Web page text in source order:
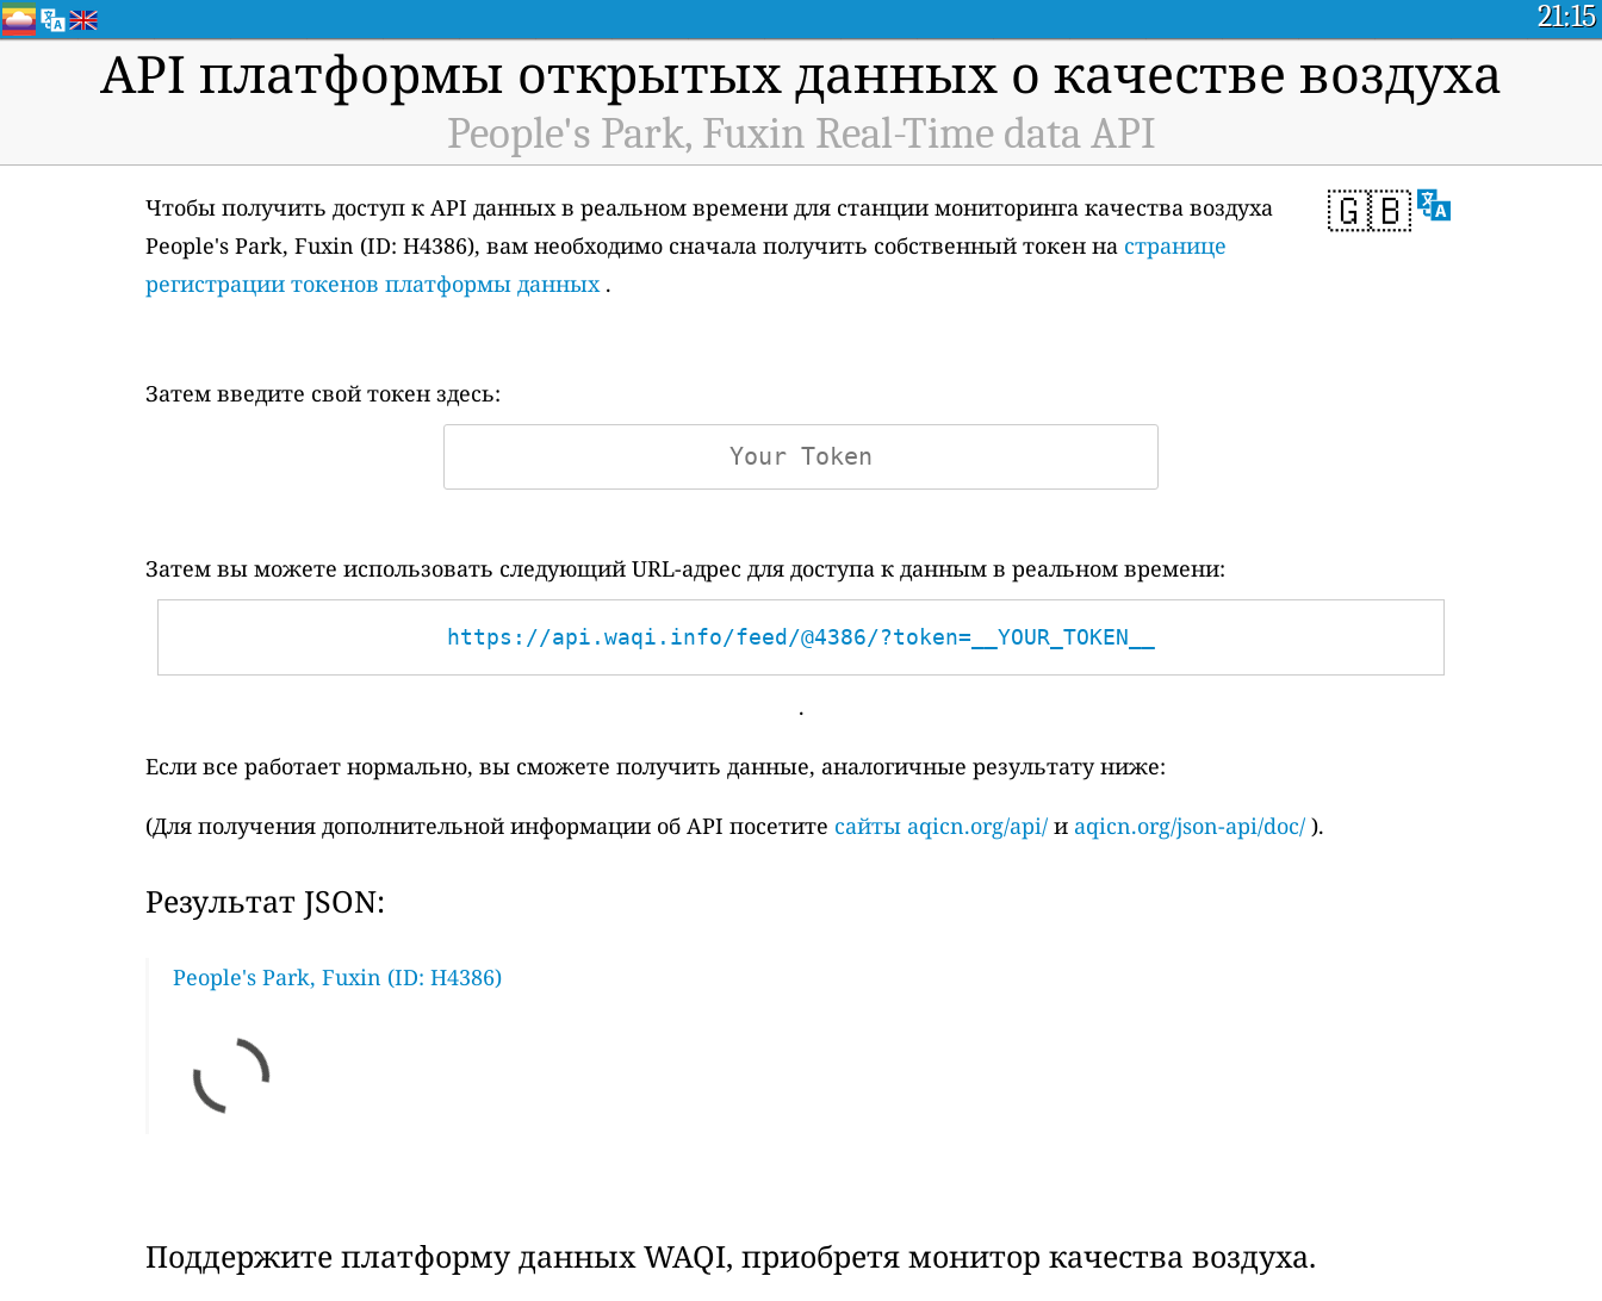
21:15
API платформы открытых данных о качестве воздуха
People's Park, Fuxin Real-Time data API
🇬🇧
Чтобы получить доступ к API данных в реальном времени для станции мониторинга качества воздуха
People's Park, Fuxin (ID: H4386), вам необходимо сначала получить собственный токен на странице
регистрации токенов платформы данных.
Затем введите свой токен здесь:
Затем вы можете использовать следующий URL-адрес для доступа к данным в реальном времени:
https://api.waqi.info/feed/@4386/?token=__YOUR_TOKEN__
.
Если все работает нормально, вы сможете получить данные, аналогичные результату ниже:
(Для получения дополнительной информации об API посетите сайты aqicn.org/api/ и aqicn.org/json-api/doc/ ).
Результат JSON:
People's Park, Fuxin (ID: H4386)
Поддержите платформу данных WAQI, приобретя монитор качества воздуха.